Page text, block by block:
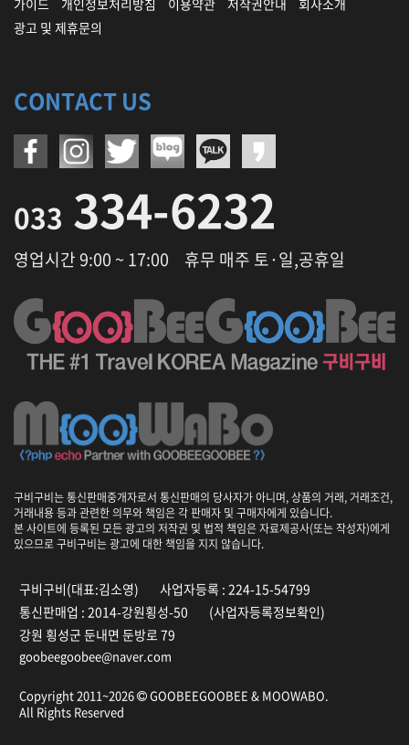
가이드
개인정보처리방침 이용약관 저작권안내
회사소개
광고 및 제휴문의
CONTACT US
033 334-6232
영업시간 9:00 ~ 17:00 휴무 매주 토·일,공휴일
구비구비는 통신판매중개자로서 통신판매의 당사자가 아니며, 상품의 거래, 거래조건,
거래내용 등과 관련한 의무와 책임은 각 판매자 및 구매자에게 있습니다.
본 사이트에 등록된 모든 광고의 저작권 및 법적 책임은 자료제공사(또는 작성자)에게
있으므로 구비구비는 광고에 대한 책임을 지지 않습니다.
구비구비(대표:김소영)
사업자등록 : 224-15-54799
통신판매업 : 2014-강원횡성-50
(사업자등록정보확인)
강원 횡성군 둔내면 둔방로 79
goobeegoobee@naver.com
Copyright 2011~2026 GOOBEEGOOBEE & MOOWABO.
All Rights Reserved